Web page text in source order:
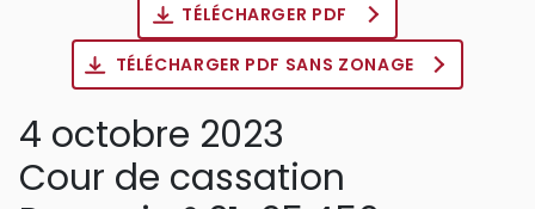
TÉLÉCHARGER PDF
TÉLÉCHARGER PDF SANS ZONAGE
4 octobre 2023
Cour de cassation